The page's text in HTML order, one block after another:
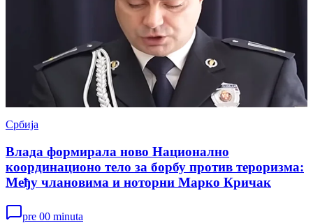
Србија
Влада формирала ново Национално
координационо тело за борбу против тероризма:
Међу члановима и ноторни Марко Кричак
pre 00 minuta